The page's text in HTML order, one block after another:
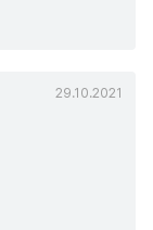
29.10.2021